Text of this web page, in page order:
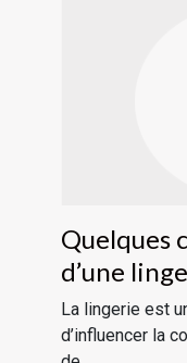
Quelques
d’une
La lingerie est
d’influencer la